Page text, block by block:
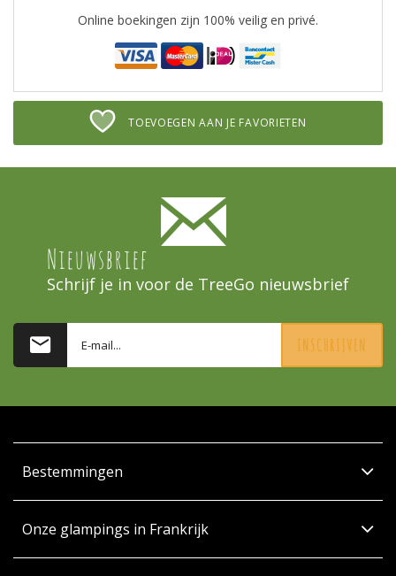
Online boekingen zijn 100% veilig en privé.
TOEVOEGEN AAN JE FAVORIETEN
Nieuwsbrief
Schrijf je in voor de TreeGo nieuwsbrief
INSCHRIJVEN
Bestemmingen
Onze glampings in Frankrijk